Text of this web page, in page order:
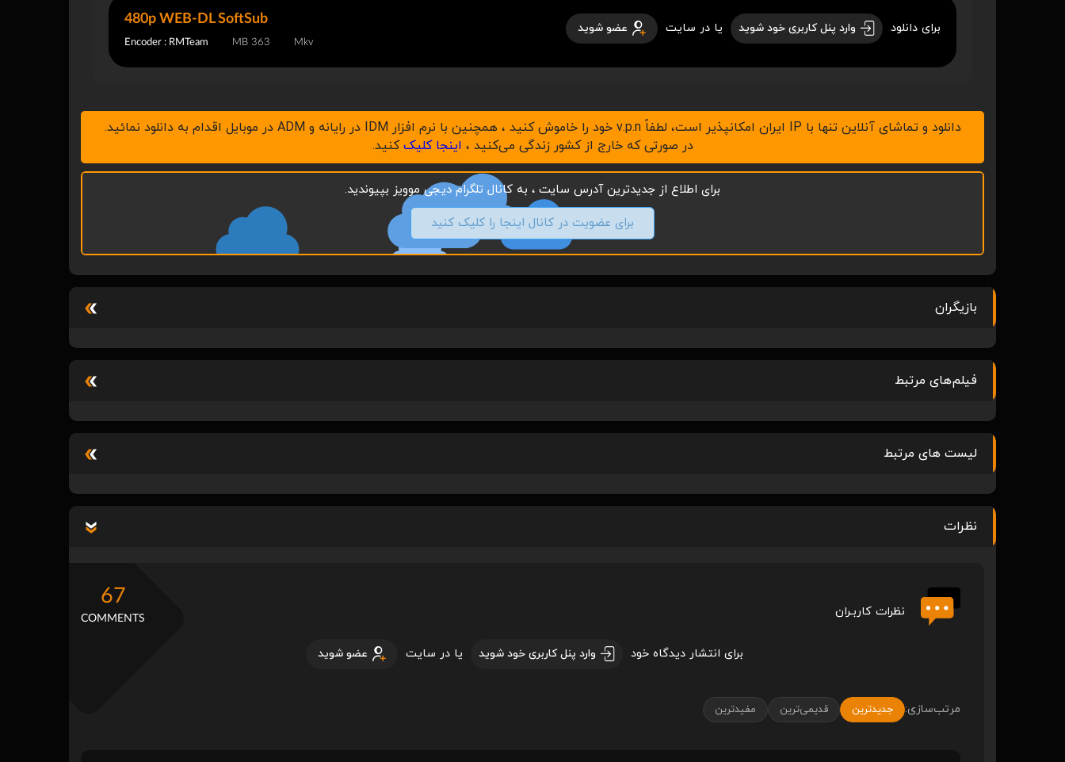
برای دانلود وارد پنل کاربری خود شوید یا در سایت عضو شوید
480p WEB-DL SoftSub
Encoder : RMTeam 363 MB Mkv
دانلود و تماشای آنلاین تنها با IP ایران امکانپذیر است، لطفاً v.p.n خود را خاموش کنید ، همچنین با نرم افزار IDM در رایانه و ADM در موبایل اقدام به دانلود نمائید.
در صورتی که خارج از کشور زندگی می‌کنید ، اینجا کلیککنید.
برای اطلاع از جدیدترین آدرس سایت ، به کانال تلگرام دیجی موویز بپیوندید.
برای عضویت در کانال اینجا را کلیک کنید
بازیگران
فیلم‌های مرتبط
لیست های مرتبط
نظرات
نظرات کاربـران
67
COMMENTS
برای انتشار دیدگاه خود وارد پنل کاربری خود شوید یا در سایت عضو شوید
مرتب‌سازی: جدیدترین قدیمی‌ترین مفیدترین